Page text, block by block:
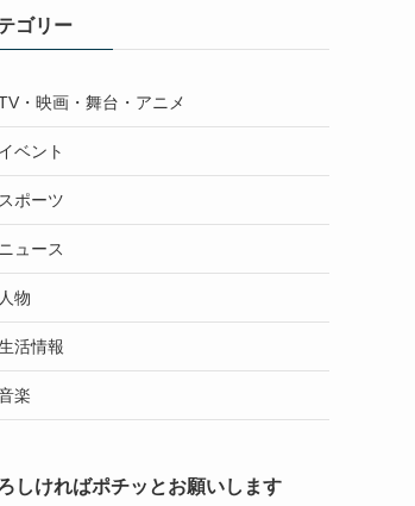
ゴリー
・映画・舞台・アニメ
イベント
スポーツ
ニュース
人物
活情報
楽
しければポチッとお願いします